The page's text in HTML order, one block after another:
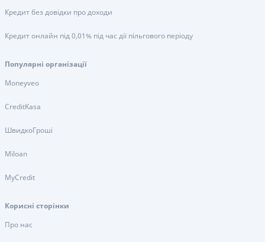
Кредит без довідки про доходи
Кредит онлайн під 0,01% під час дії пільгового періоду
Популярні організації
Moneyveo
CreditKasa
ШвидкоГроші
Miloan
MyCredit
Корисні сторінки
Про нас